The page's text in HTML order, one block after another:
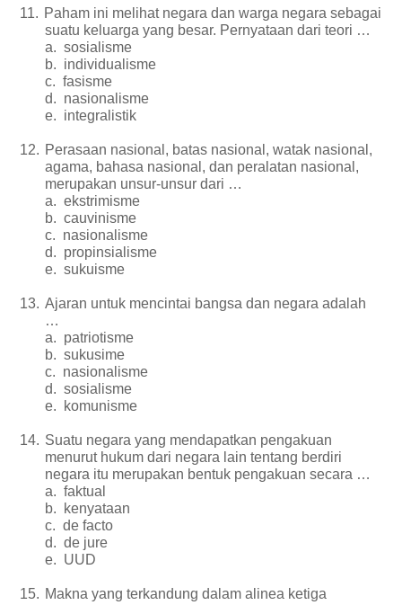
11. Paham ini melihat negara dan warga negara sebagai
suatu keluarga yang besar. Pernyataan dari teori …
a. sosialisme
b. individualisme
c. fasisme
d. nasionalisme
e. integralistik
12. Perasaan nasional, batas nasional, watak nasional,
agama, bahasa nasional, dan peralatan nasional,
merupakan unsur-unsur dari …
a. ekstrimisme
b. cauvinisme
c. nasionalisme
d. propinsialisme
e. sukuisme
13. Ajaran untuk mencintai bangsa dan negara adalah
…
a. patriotisme
b. sukusime
c. nasionalisme
d. sosialisme
e.
komunisme
14. Suatu negara yang mendapatkan pengakuan
menurut hukum dari negara lain tentang berdiri
negara itu merupakan bentuk pengakuan secara …
a. faktual
b.
kenyataan
c. de facto
d. de jure
e. UUD
15. Makna yang terkandung dalam alinea ketiga